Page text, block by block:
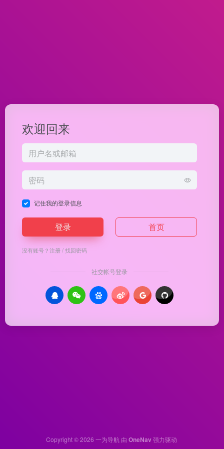
欢迎回来
记住我的登录信息
登录 首页
没有账号？注册/找回密码
社交帐号登录
Copyright © 2026 一为导航 由 OneNav强力驱动